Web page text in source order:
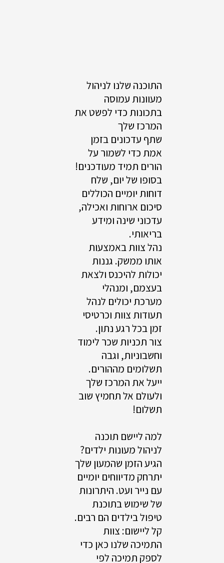
התוכנה שלנו לניהול
מעוונות עמוסה
בתכונות כדי לפשט את
המרכז שלך
שתף עדכונים בזמן
אמת כדי לשמור על
הורים תמיד מעודכנים!
בסופו של יום, שלח
דוחות יומיים הכוללים
סיכום ארוחות ואכילה,
עדכוני שינה ומידע
בריאותי.
נהל צוות באמצעות
אותו ממשק. גננות
יכולות להיכנס ולצאת
בעצמם, ומנהלי
מערכת יכולים לנהל
תעודות צוות וכרטיסי
זמן בכל רגע נתון.
צור תכניות שכר לימוד
וחשבוניות, וגבה
תשלומים מההורים.
ייעל את המרכז שלך
ולעולם אל תחמיץ שוב
תשלום!
למה ליישם תוכנה
לניהול מעונות ילדים?
הגיע הזמן שהמעון שלך
יתרחק מדיווחים יומיים
עם נייר ועט. היתרונות
של שימוש בתוכנת
טיפול בילדים הם רבים.
קל ליישום: צוות
התמיכה שלנו כאן כדי
לספק תמיכה לפי